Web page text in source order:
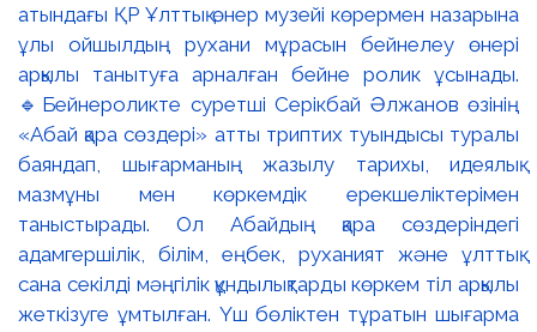
атындағы ҚР Ұлттық өнер музейі көрермен назарына
ұлы ойшылдың рухани мұрасын бейнелеу өнері
арқылы танытуға арналған бейне ролик ұсынады.
🔹Бейнероликте суретші Серікбай Әлжанов өзінің
«Абай қара сөздері» атты триптих туындысы туралы
баяндап, шығарманың жазылу тарихы, идеялық
мазмұны мен көркемдік ерекшеліктерімен
таныстырады. Ол Абайдың қара сөздеріндегі
адамгершілік, білім, еңбек, руханият және ұлттық
сана секілді мәңгілік құндылықтарды көркем тіл арқылы
жеткізуге ұмтылған. Үш бөліктен тұратын шығарма